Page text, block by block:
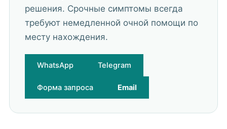
решения. Срочные симптомы всегда
требуют немедленной очной помощи по
месту нахождения.
WhatsApp Telegram
Форма запроса Email